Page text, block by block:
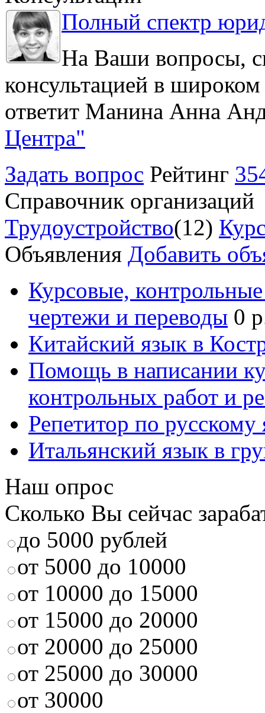
Полный спектр
На Ваши вопросы,
консультацией в
ответит Манина Анна
Центра"
Задать вопрос Рейтинг
Справочник организаций
Трудоустройство(12)
Объявления Добавить
Курсовые,
чертежи и переводы 0
Китайский язык в
Помощь в написании
контрольных работ и
Репетитор по русскому
Итальянский язык в
Наш опрос
Сколько Вы сейчас
до 5000 рублей
от 5000 до 10000
от 10000 до 15000
от 15000 до 20000
от 20000 до 25000
от 25000 до 30000
от 30000